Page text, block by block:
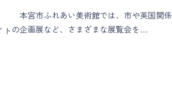
ト
本宮市ふれあい美術館では、市や英国関係
の企画展など、さまざまな展覧会を…